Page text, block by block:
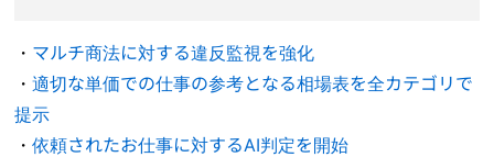
・ マルチ商法に対する違反監視を強化
・適切な単価での仕事の参考となる相場表を全カテゴリで
提示
・依頼されたお仕事に対するAI判定を開始